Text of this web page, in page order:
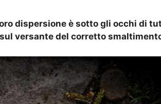
dispersione è sotto gli occhi di
versante del corretto